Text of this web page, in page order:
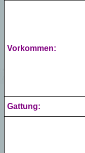
Vorkommen:
Gattung: